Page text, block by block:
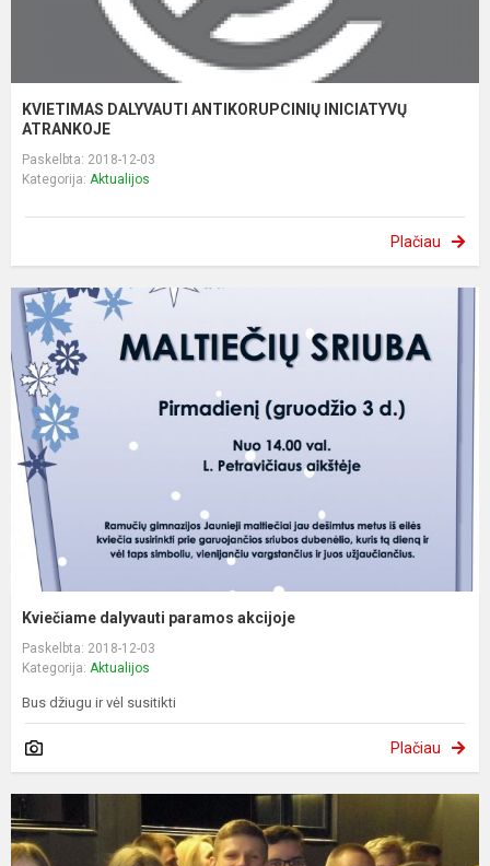
KVIETIMAS DALYVAUTI ANTIKORUPCINIŲ INICIATYVŲ
ATRANKOJE
Paskelbta: 2018-12-03
Kategorija: Aktualijos
Plačiau
Kviečiame dalyvauti paramos akcijoje
Paskelbta: 2018-12-03
Kategorija: Aktualijos
Bus džiugu ir vėl susitikti
Plačiau